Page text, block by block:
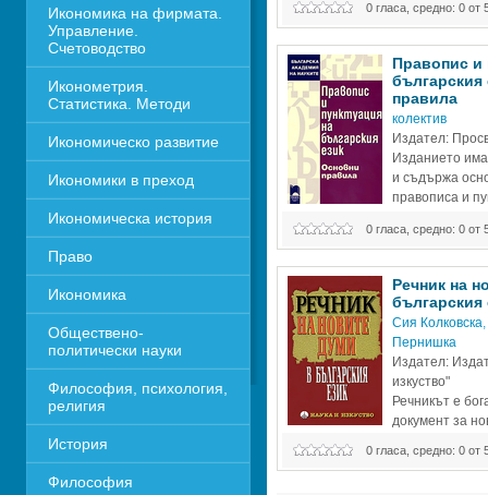
Икономика на фирмата.
Управление.
Счетоводство
Иконометрия.
Статистика. Методи
Икономическо развитие
Икономики в преход
Икономическа история
Право
Икономика
Обществено-
политически науки
Философия, психология,
религия
История
Философия
0 гласа, средно: 0 от
Правопис и
българския
правила
колектив
Издател:
Изданиeто
и cъдържа
правопиcа и
eкип eзиковeди, cпeциалиcти
0 гласа, средно: 0 от
Речник на
българския
Сия Колковска,
Пернишка
Издател:
изкуство"
Речникът е
документ за
активно използвани. Източник
0 гласа, средно: 0 от